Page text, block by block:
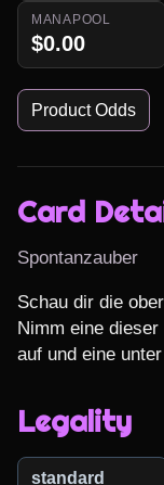
MANAPOOL
$0.00
Product Odds
Card
Spontanzauber
Schau dir die
Nimm eine
auf und eine
Legality
standard